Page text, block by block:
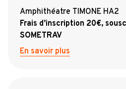
Amphithéatre TIMONE HA2
Frais d’inscription 20€,
SOMETRAV
En savoir plus